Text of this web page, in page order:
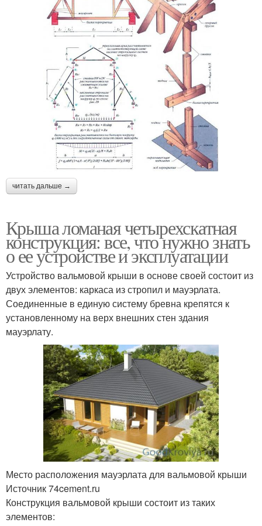
читать дальше →
Крыша ломаная четырехскатная
конструкция: все, что нужно знать
о ее устройстве и эксплуатации
Устройство вальмовой крыши в основе своей состоит из
двух элементов: каркаса из стропил и мауэрлата.
Соединенные в единую систему бревна крепятся к
установленному на верх внешних стен здания
мауэрлату.
Место расположения мауэрлата для вальмовой крыши
Источник 74cement.ru
Конструкция вальмовой крыши состоит из таких
элементов: